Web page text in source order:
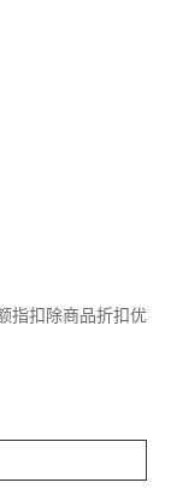
指扣除商品折扣优